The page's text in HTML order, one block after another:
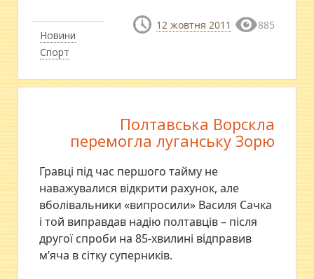
Новини
Спорт
12 жовтня 2011 885
Полтавська Ворскла
перемогла луганську Зорю
Гравці під час першого тайму не
наважувалися відкрити рахунок, але
вболівальники «випросили» Василя Сачка
і той виправдав надію полтавців – після
другої спроби на 85-хвилині відправив
м’яча в сітку суперників.